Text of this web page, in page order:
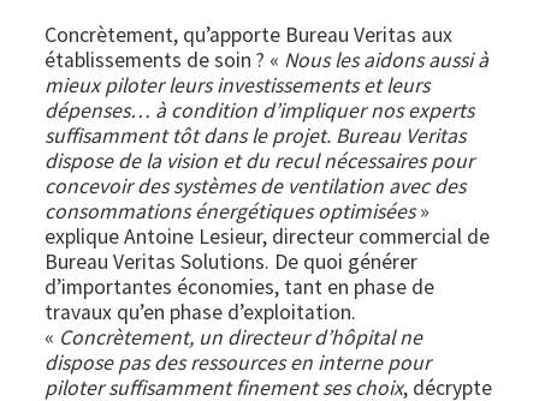
Concrètement, qu’apporte Bureau Veritas aux
établissements de soin ? « Nous les aidons aussi à
mieux piloter leurs investissements et leurs
dépenses… à condition d’impliquer nos experts
suffisamment tôt dans le projet. Bureau Veritas
dispose de la vision et du recul nécessaires pour
concevoir des systèmes de ventilation avec des
consommations énergétiques optimisées»
explique Antoine Lesieur, directeur commercial de
Bureau Veritas Solutions. De quoi générer
d’importantes économies, tant en phase de
travaux qu’en phase d’exploitation.
« Concrètement, un directeur d’hôpital ne
dispose pas des ressources en interne pour
piloter suffisamment finement ses choix, décrypte